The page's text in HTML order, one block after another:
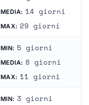
MEDIA: 14 giorni
MAX: 29 giorni
MIN: 5 giorni
MEDIA: 8 giorni
MAX: 11 giorni
MIN: 3 giorni